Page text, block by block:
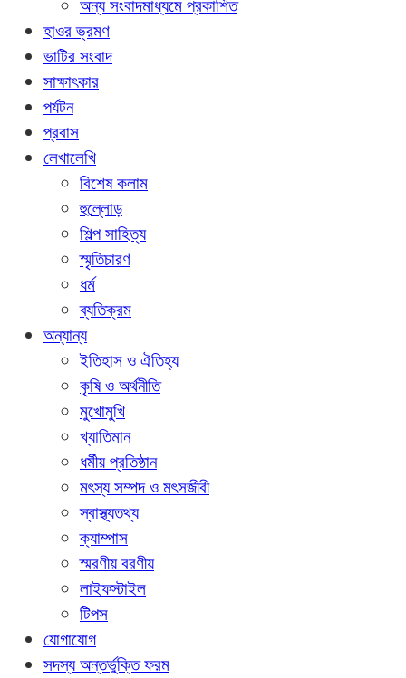
অন্য সংবাদমাধ্যমে প্রকাশিত
হাওর ভ্রমণ
ভাটির সংবাদ
সাক্ষাৎকার
পর্যটন
প্রবাস
লেখালেখি
বিশেষ কলাম
হুল্লোড়
শিল্প সাহিত্য
স্মৃতিচারণ
ধর্ম
ব্যতিক্রম
অন্যান্য
ইতিহাস ও ঐতিহ্য
কৃষি ও অর্থনীতি
মুখোমুখি
খ্যাতিমান
ধর্মীয় প্রতিষ্ঠান
মৎস্য সম্পদ ও মৎসজীবী
স্বাস্থ্যতথ্য
ক্যাম্পাস
স্মরণীয় বরণীয়
লাইফস্টাইল
টিপস
যোগাযোগ
সদস্য অন্তর্ভুক্তি ফরম